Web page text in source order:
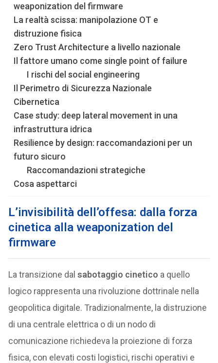
weaponization del firmware
La realtà scissa: manipolazione OT e
distruzione fisica
Zero Trust Architecture a livello nazionale
Il fattore umano come single point of failure
I rischi del social engineering
Il Perimetro di Sicurezza Nazionale
Cibernetica
Case study: deep lateral movement in una
infrastruttura idrica
Resilience by design: raccomandazioni per un
futuro sicuro
Raccomandazioni strategiche
Cosa aspettarci
L’invisibilità dell’offesa: dalla forza
cinetica alla weaponization del
firmware
La transizione dalsabotaggio cinetico a quello
logico rappresenta una rivoluzione dottrinale nella
geopolitica digitale. Tradizionalmente, la distruzione
di una centrale elettrica o di un nodo di
comunicazione richiedeva la proiezione di forza
fisica, con elevati costi logistici, rischi operativi e